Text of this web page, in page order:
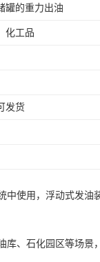
罐的重力出油
化工品
发货
中使用，浮动式发油
库、石化园区等场景